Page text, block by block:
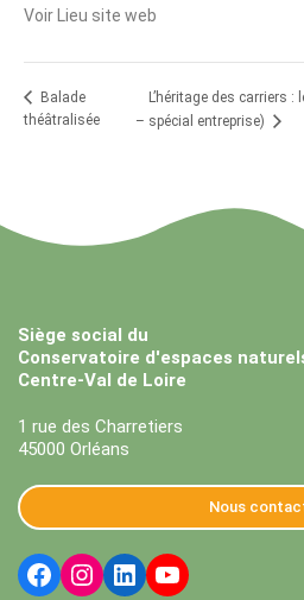
Voir Lieu site web
Balade
théâtralisée
L’héritage des carriers
– spécial entreprise)
Siège social du
Conservatoire d'espaces
Centre-Val de Loire
1 rue des Charretiers
45000 Orléans
Nous